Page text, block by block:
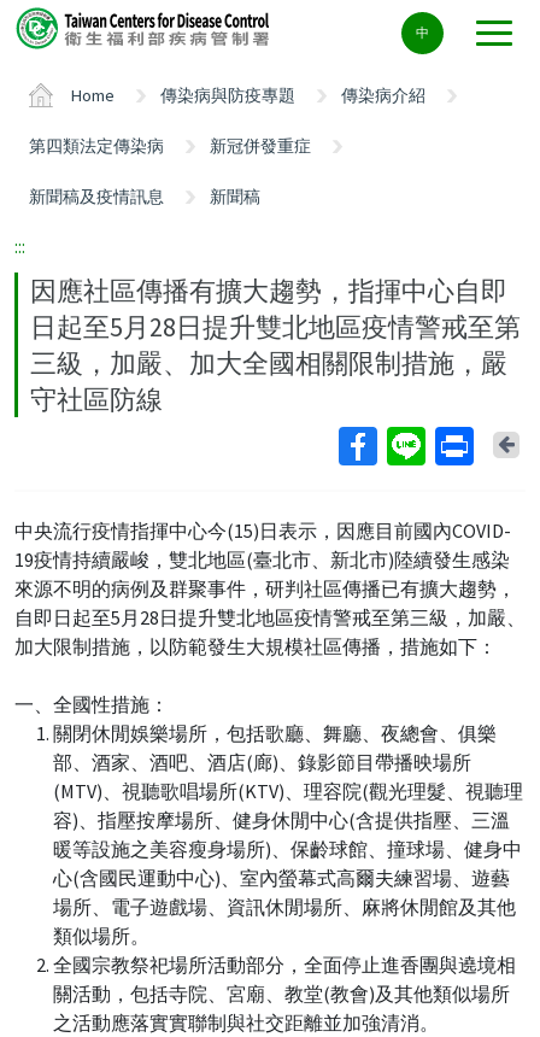
Center
block
中
Home 傳染病與防疫專題 傳染病介紹
第四類法定傳染病 新冠併發重症
新聞稿及疫情訊息 新聞稿
:::
因應社區傳播有擴大趨勢，指揮中心自即
日起至5月28日提升雙北地區疫情警戒至第
三級，加嚴、加大全國相關限制措施，嚴
守社區防線
中央流行疫情指揮中心今(15)日表示，因應目前國內COVID-
19疫情持續嚴峻，雙北地區(臺北市、新北市)陸續發生感染
來源不明的病例及群聚事件，研判社區傳播已有擴大趨勢，
自即日起至5月28日提升雙北地區疫情警戒至第三級，加嚴、
加大限制措施，以防範發生大規模社區傳播，措施如下：
一、全國性措施：
關閉休閒娛樂場所，包括歌廳、舞廳、夜總會、俱樂
部、酒家、酒吧、酒店(廊)、錄影節目帶播映場所
(MTV)、視聽歌唱場所(KTV)、理容院(觀光理髮、視聽理
容)、指壓按摩場所、健身休閒中心(含提供指壓、三溫
暖等設施之美容瘦身場所)、保齡球館、撞球場、健身中
心(含國民運動中心)、室內螢幕式高爾夫練習場、遊藝
場所、電子遊戲場、資訊休閒場所、麻將休閒館及其他
類似場所。
全國宗教祭祀場所活動部分，全面停止進香團與遶境相
關活動，包括寺院、宮廟、教堂(教會)及其他類似場所
之活動應落實實聯制與社交距離並加強清消。